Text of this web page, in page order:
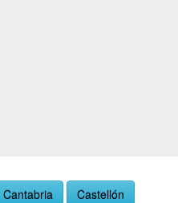
Cantabria
Castellón